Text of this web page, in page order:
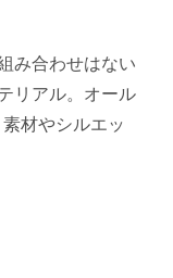
み合わせはない
リアル。オール
材やシルエッ